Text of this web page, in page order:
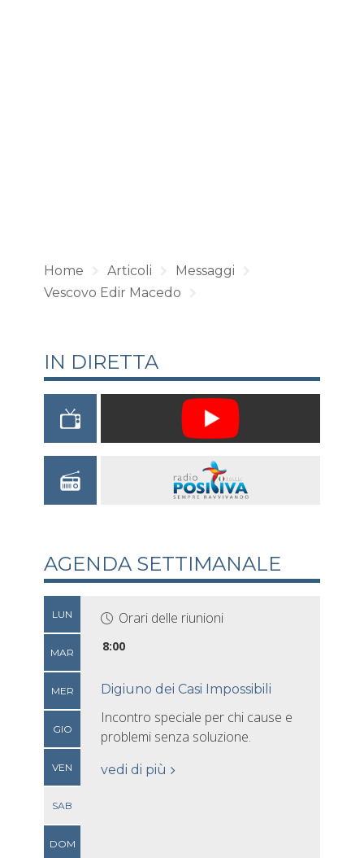
Home Articoli
Messaggi
Vescovo Edir Macedo
IN DIRETTA
AGENDA SETTIMANALE
LUN
MAR
MER
GIO
VEN
SAB
DOM
Orari delle riunioni
8:00
Digiuno dei Casi Impossibili
Incontro speciale per chi cause e
problemi senza soluzione.
vedi di più